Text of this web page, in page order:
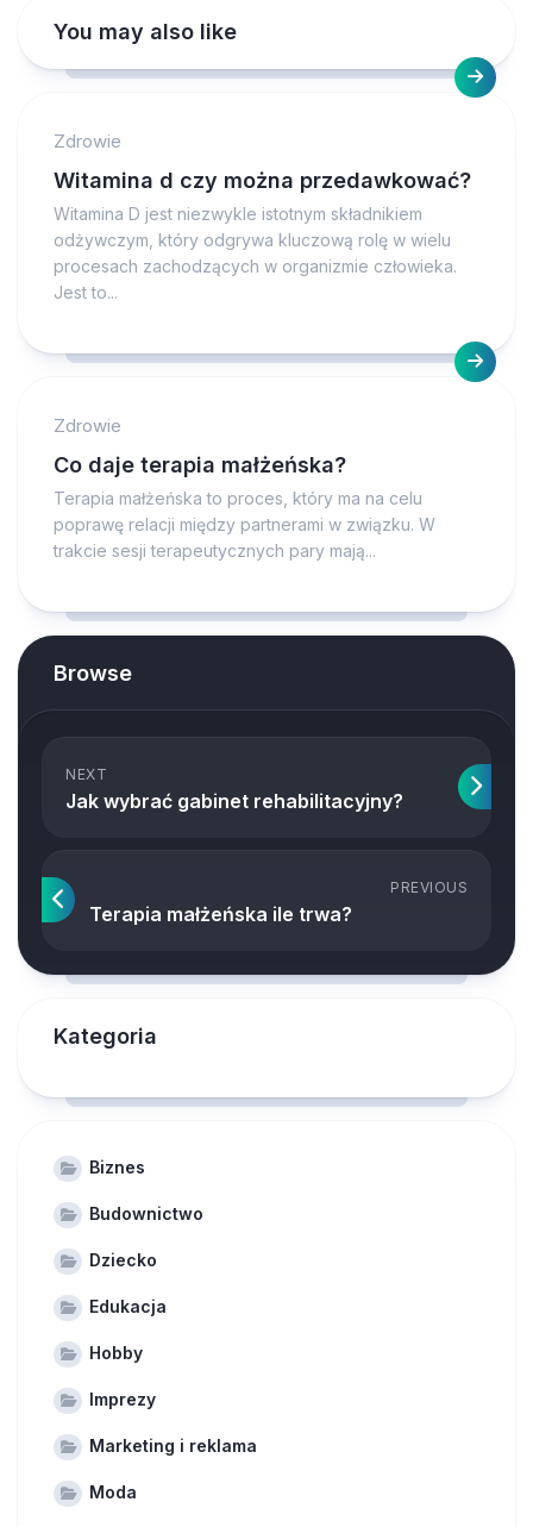
You may also like
Zdrowie
Witamina d czy można przedawkować?
Witamina D jest niezwykle istotnym składnikiem
odżywczym, który odgrywa kluczową rolę w wielu
procesach zachodzących w organizmie człowieka.
Jest to...
Zdrowie
Co daje terapia małżeńska?
Terapia małżeńska to proces, który ma na celu
poprawę relacji między partnerami w związku. W
trakcie sesji terapeutycznych pary mają...
Browse
NEXT
Jak wybrać gabinet rehabilitacyjny?
PREVIOUS
Terapia małżeńska ile trwa?
Kategoria
Biznes
Budownictwo
Dziecko
Edukacja
Hobby
Imprezy
Marketing i reklama
Moda